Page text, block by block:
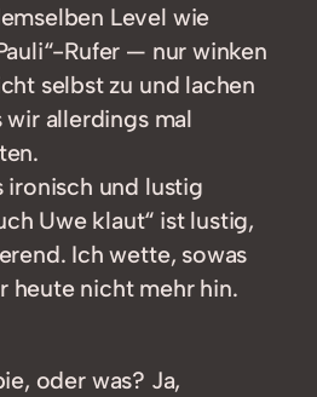
Level wie
Rufer — nur winken
selbst zu und lachen
wir allerdings mal
ironisch und lustig
Uwe klaut“ ist lustig,
Ich wette, sowas
heute nicht mehr hin.
oder was? Ja,